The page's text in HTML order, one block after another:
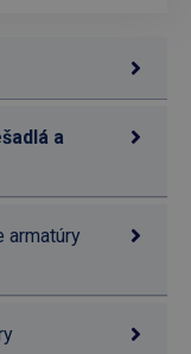
a
armatúry